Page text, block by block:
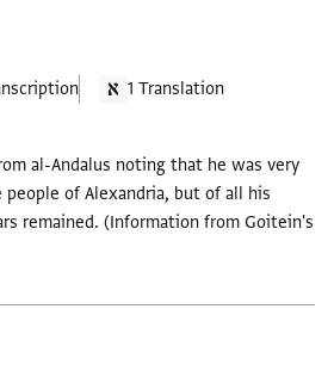
1 Translation
al-Andalus noting that he was very
of Alexandria, but of all his
remained. (Information from Goitein's